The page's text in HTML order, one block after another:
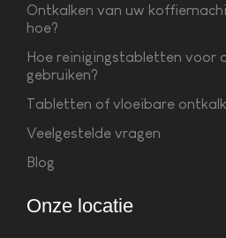
Ontkalken van uw
hoe?
Hoe reinigingstabletten voor
gebruiken?
Tabletten of vloeibare
Veelgestelde vragen
Blog
Onze locatie